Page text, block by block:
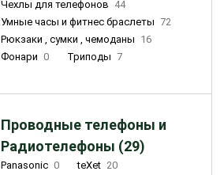
Чехлы для телефонов 44
Умные часы и фитнес браслеты 72
Рюкзаки , сумки , чемоданы 16
Фонари 0 Триподы 7
Проводные телефоны и
Радиотелефоны (29)
Panasonic 0 teXet 20